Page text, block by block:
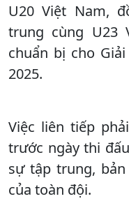
U20 Việt Nam,
trung cùng U23
chuẩn bị cho
2025.
Việc liên tiếp
trước ngày thi
sự tập trung,
của toàn đội.